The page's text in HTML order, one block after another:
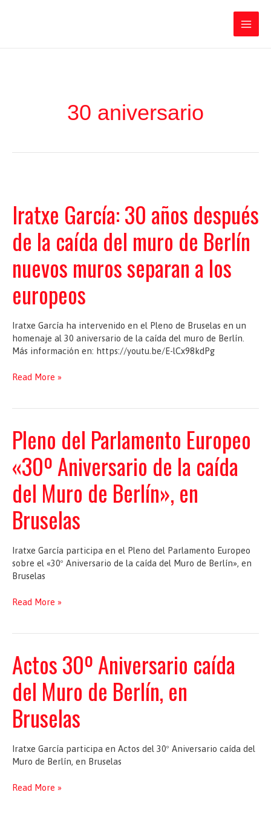
Main
30 aniversario
Iratxe García: 30 años después
de la caída del muro de Berlín
nuevos muros separan a los
europeos
Iratxe García ha intervenido en el Pleno de Bruselas en un
homenaje al 30 aniversario de la caída del muro de Berlín.
Más información en: https://youtu.be/E-lCx98kdPg
Iratxe
de
la
caída
del
muro
de
Berlín
nuevos
separan
a
los
Read More »
Pleno del Parlamento Europeo
«30º Aniversario de la caída
del Muro de Berlín», en
Bruselas
Iratxe García participa en el Pleno del Parlamento Europeo
sobre el «30º Aniversario de la caída del Muro de Berlín», en
Bruselas
Pleno
Aniversario
de
la
caída
del
Muro
Berlín»,
en
Read More »
Actos 30º Aniversario caída
del Muro de Berlín, en
Bruselas
Iratxe García participa en Actos del 30º Aniversario caída del
Muro de Berlín, en Bruselas
Actos
Read More »